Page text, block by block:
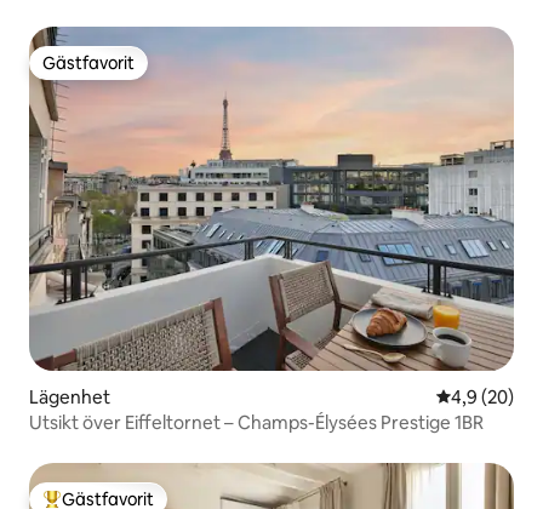
Gästfavorit
Gästfavorit
Lägenhet 4,9 av 5 i
4,9 (20)
Utsikt över Eiffeltornet – Champs-Élysées Prestige 1BR
Gästfavorit